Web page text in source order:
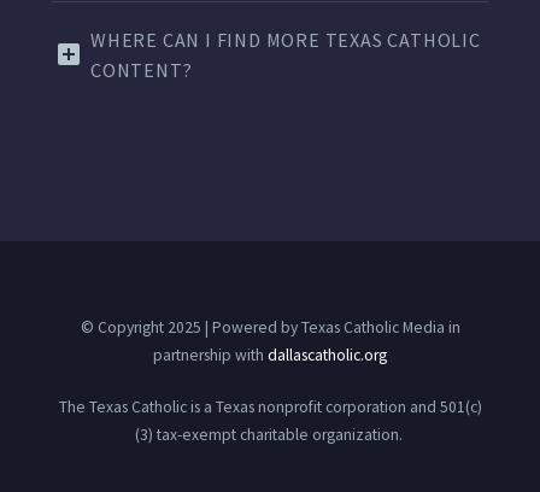
WHERE CAN I FIND MORE TEXAS CATHOLIC
CONTENT?
© Copyright 2025 | Powered by Texas Catholic Media in
partnership with dallascatholic.org
The Texas Catholic is a Texas nonprofit corporation and 501(c)
(3) tax-exempt charitable organization.